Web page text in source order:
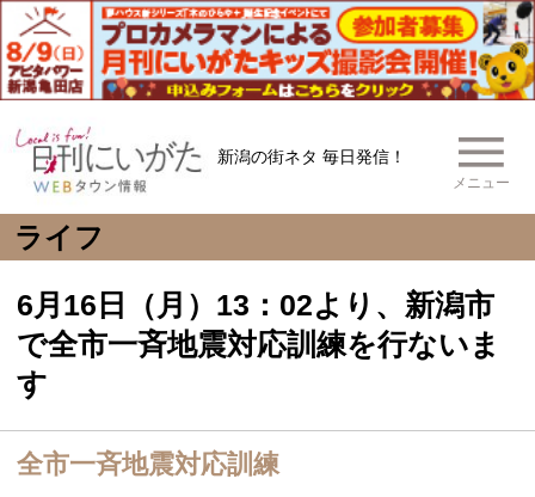
新潟の街ネタ 毎日発信！
メニュー
ライフ
6月16日（月）13：02より、新潟市
で全市一斉地震対応訓練を行ないま
す
全市一斉地震対応訓練